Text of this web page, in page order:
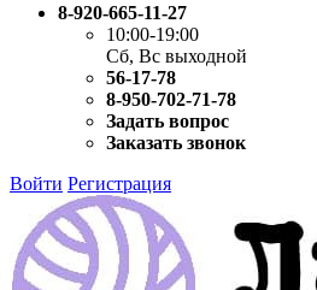
8-920-665-11-27
10:00-19:00
Сб, Вс выходной
56-17-78
8-950-702-71-78
Задать вопрос
Заказать звонок
Войти Регистрация